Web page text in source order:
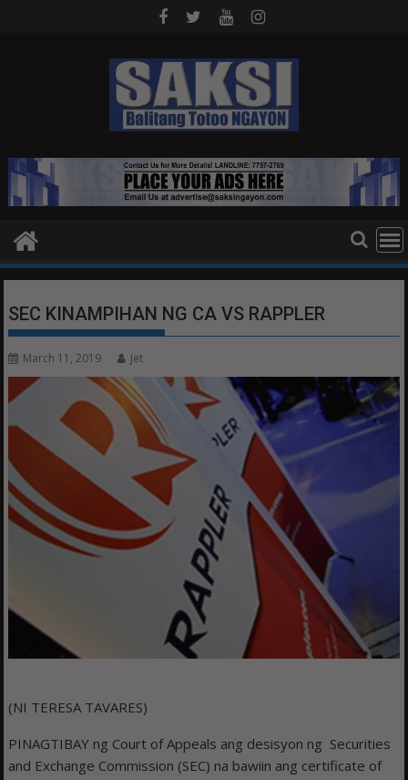
SEC KINAMPIHAN NG CA VS RAPPLER
March 11, 2019 Jet
(NI TERESA TAVARES)
PINAGTIBAY ng Court of Appeals ang desisyon ng Securities
and Exchange Commission (SEC) na bawiin ang certificate of